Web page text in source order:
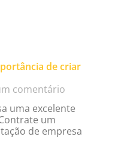
de criar
comentário
uma excelente
um
de empresa